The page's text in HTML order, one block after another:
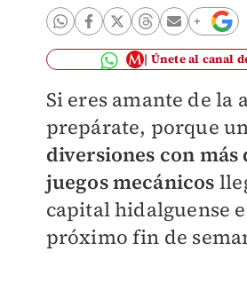
Únete al canal
Si eres amante de la
prepárate, porque
diversiones con más
juegos mecánicos
capital hidalguense
próximo fin de